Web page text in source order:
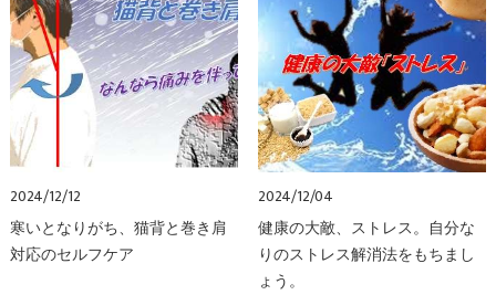
2024/12/12
寒いとなりがち、猫背と巻き肩
対応のセルフケア
2024/12/04
健康の大敵、ストレス。自分な
りのストレス解消法をもちまし
ょう。